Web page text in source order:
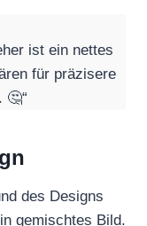
ist ein nettes
für präzisere
🤔“
des Designs
gemischtes Bild.